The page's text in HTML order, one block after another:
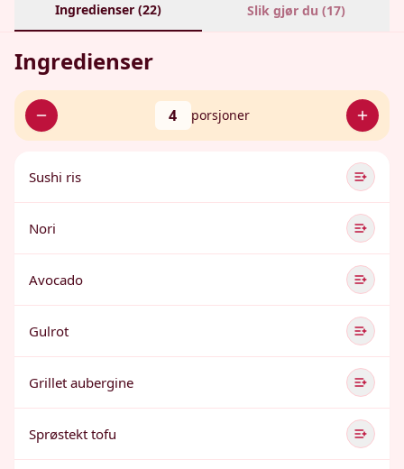
Ingredienser (22) Slik gjør du (17)
Ingredienser
4 porsjoner
Sushi ris
Nori
Avocado
Gulrot
Grillet aubergine
Sprøstekt tofu